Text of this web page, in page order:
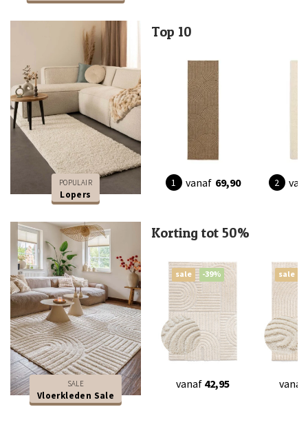
POPULAIR
Lopers
Top 10
vanaf 69,90
SALE
Vloerkleden Sale
Korting tot 50%
sale -39%
vanaf 42,95
sale
vanaf